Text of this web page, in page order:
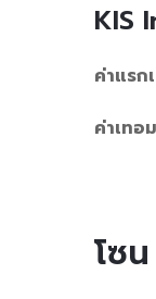
KIS
ค่าแรก
ค่าเทอ
โซ